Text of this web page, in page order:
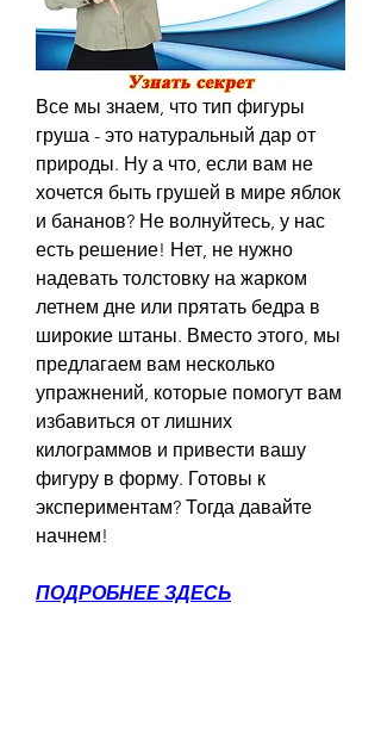
Все мы знаем, что тип фигуры
груша - это натуральный дар от
природы. Ну а что, если вам не
хочется быть грушей в мире яблок
и бананов? Не волнуйтесь, у нас
есть решение! Нет, не нужно
надевать толстовку на жарком
летнем дне или прятать бедра в
широкие штаны. Вместо этого, мы
предлагаем вам несколько
упражнений, которые помогут вам
избавиться от лишних
килограммов и привести вашу
фигуру в форму. Готовы к
экспериментам? Тогда давайте
начнем!
ПОДРОБНЕЕ ЗДЕСЬ